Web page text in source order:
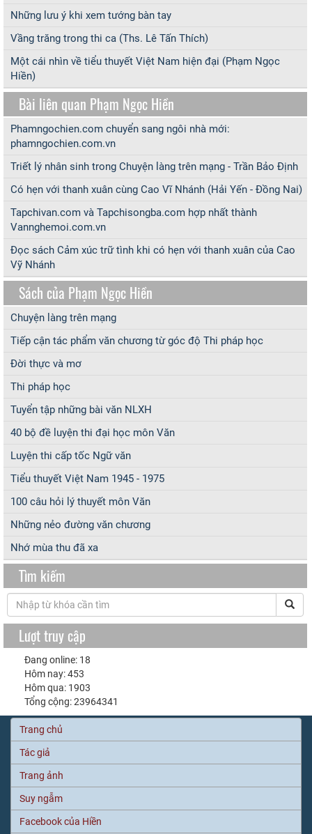
Những lưu ý khi xem tướng bàn tay
Vầng trăng trong thi ca (Ths. Lê Tấn Thích)
Một cái nhìn về tiểu thuyết Việt Nam hiện đại (Phạm Ngọc
Hiền)
Bài liên quan Phạm Ngọc Hiền
Phamngochien.com chuyển sang ngôi nhà mới:
phamngochien.com.vn
Triết lý nhân sinh trong Chuyện làng trên mạng - Trần Bảo Định
Có hẹn với thanh xuân cùng Cao Vĩ Nhánh (Hải Yến - Đồng Nai)
Tapchivan.com và Tapchisongba.com hợp nhất thành
Vannghemoi.com.vn
Đọc sách Cảm xúc trữ tình khi có hẹn với thanh xuân của Cao
Vỹ Nhánh
Sách của Phạm Ngọc Hiền
Chuyện làng trên mạng
Tiếp cận tác phẩm văn chương từ góc độ Thi pháp học
Đời thực và mơ
Thi pháp học
Tuyển tập những bài văn NLXH
40 bộ đề luyện thi đại học môn Văn
Luyện thi cấp tốc Ngữ văn
Tiểu thuyết Việt Nam 1945 - 1975
100 câu hỏi lý thuyết môn Văn
Những nẻo đường văn chương
Nhớ mùa thu đã xa
Tìm kiếm
Lượt truy cập
Đang online: 18
Hôm nay: 453
Hôm qua: 1903
Tổng cộng: 23964341
Trang chủ
Tác giả
Trang ảnh
Suy ngẫm
Facebook của Hiền